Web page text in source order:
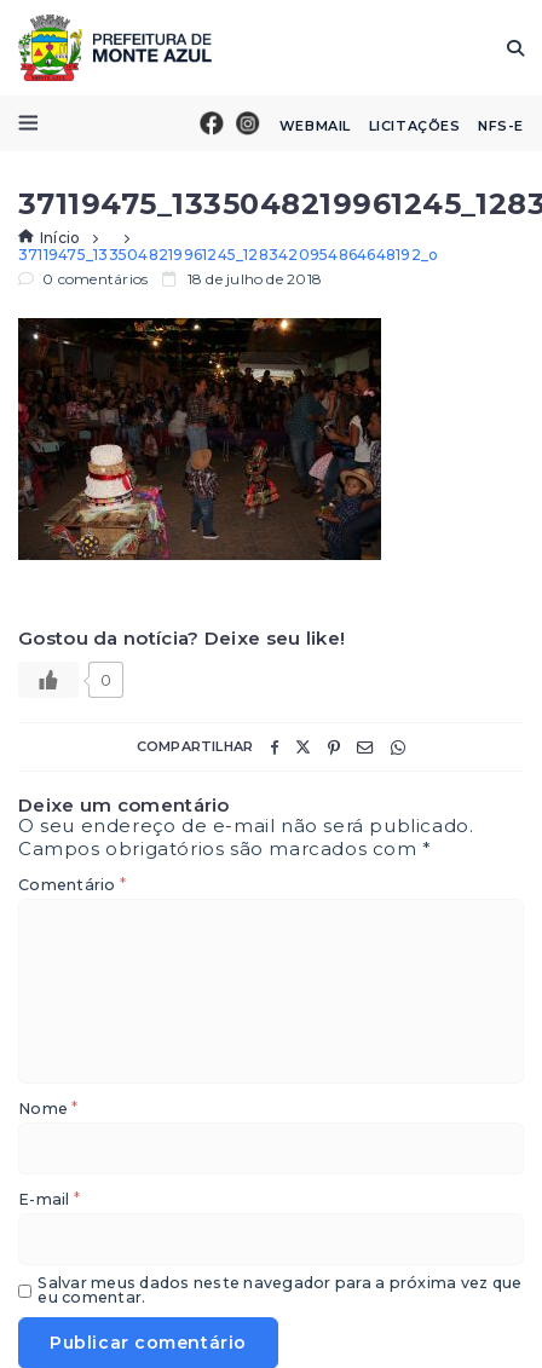
WEBMAIL LICITAÇÕES NFS-E
Início
37119475_1335048219961245_1283420954864648192_o
0 comentários
18 de julho de 2018
Gostou da notícia? Deixe seu like!
0
COMPARTILHAR
Deixe um comentário
O seu endereço de e-mail não será publicado.
Campos obrigatórios são marcados com*
Comentário *
Nome*
E-mail *
Salvar meus dados neste navegador para a próxima vez que
eu comentar.